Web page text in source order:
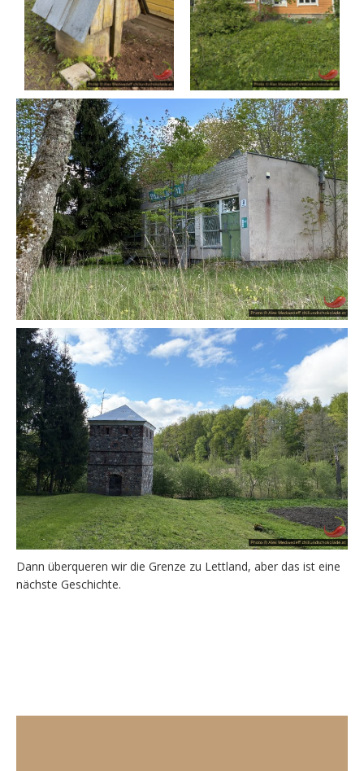
Dann überqueren wir die Grenze zu Lettland, aber das ist eine
nächste Geschichte.